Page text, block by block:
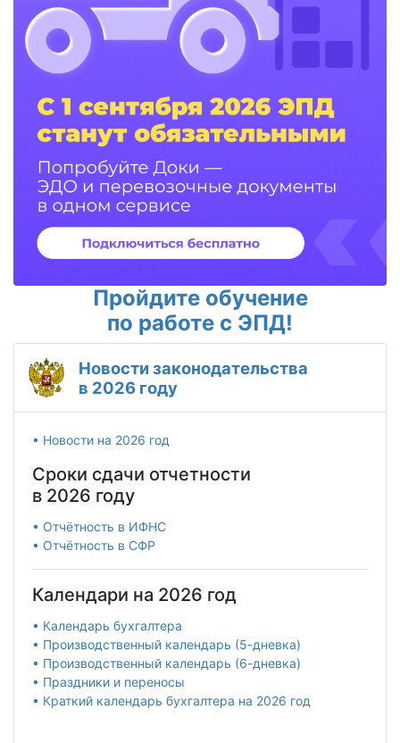
Пройдите обучение
по работе с ЭПД!
Новости законодательства
в 2026 году
• Новости на 2026 год
Сроки сдачи отчетности
в 2026 году
• Отчётность в ИФНС
• Отчётность в СФР
Календари на 2026 год
• Календарь бухгалтера
• Производственный календарь (5-дневка)
• Производственный календарь (6-дневка)
• Праздники и переносы
• Краткий календарь бухгалтера на 2026 год